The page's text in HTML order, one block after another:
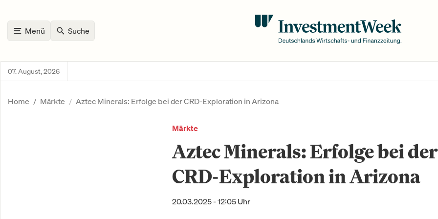
Menü Suche
07. August, 2026
Home Märkte Aztec Minerals: Erfolge bei der CRD-Exploration in Arizona
Märkte
Aztec Minerals: Erfolge bei der
CRD-Exploration in Arizona
20.03.2025 - 12:05 Uhr